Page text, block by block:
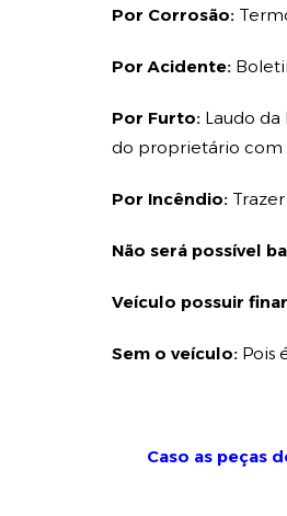
Por Corrosão:
Por Acidente:
Por Furto: Laudo
do proprietário com
Por Incêndio:
Não será possível
Veículo possuir
Sem o veículo: Pois
Caso as peças